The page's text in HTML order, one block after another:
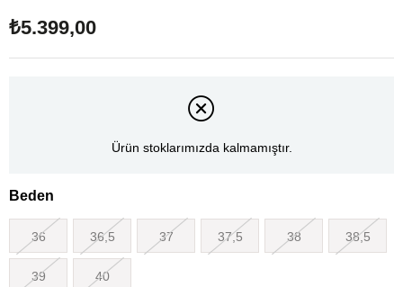
₺5.399,00
Ürün stoklarımızda kalmamıştır.
Beden
36 36,5 37 37,5 38 38,5
39 40